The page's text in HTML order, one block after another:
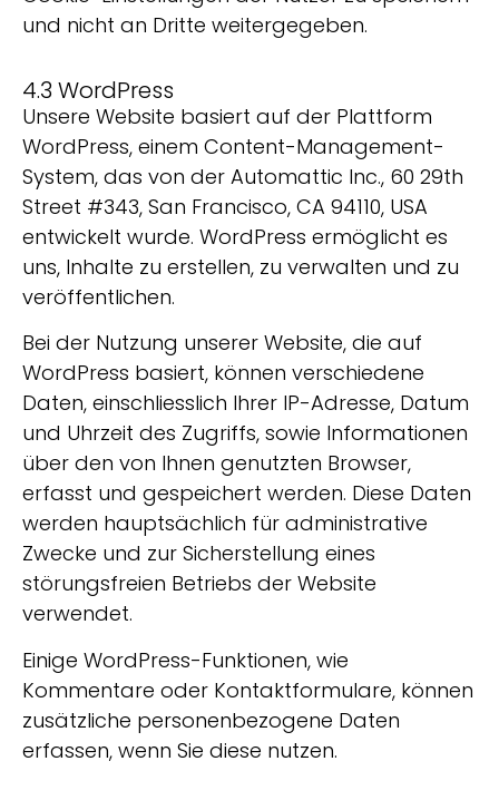
und nicht an Dritte weitergegeben.
4.3 WordPress
Unsere Website basiert auf der Plattform
WordPress, einem Content-Management-
System, das von der Automattic Inc., 60 29th
Street #343, San Francisco, CA 94110, USA
entwickelt wurde. WordPress ermöglicht es
uns, Inhalte zu erstellen, zu verwalten und zu
veröffentlichen.
Bei der Nutzung unserer Website, die auf
WordPress basiert, können verschiedene
Daten, einschliesslich Ihrer IP-Adresse, Datum
und Uhrzeit des Zugriffs, sowie Informationen
über den von Ihnen genutzten Browser,
erfasst und gespeichert werden. Diese Daten
werden hauptsächlich für administrative
Zwecke und zur Sicherstellung eines
störungsfreien Betriebs der Website
verwendet.
Einige WordPress-Funktionen, wie
Kommentare oder Kontaktformulare, können
zusätzliche personenbezogene Daten
erfassen, wenn Sie diese nutzen.